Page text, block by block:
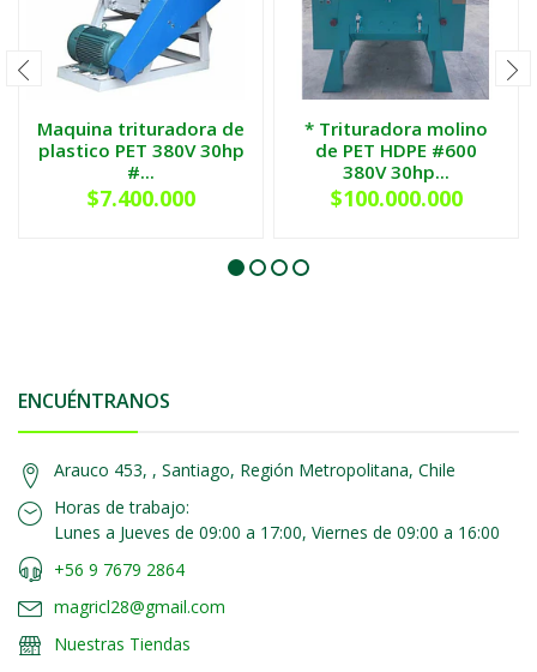
Maquina trituradora de
plastico PET 380V 30hp
#...
$7.400.000
* Trituradora molino
de PET HDPE #600
380V 30hp...
$100.000.000
ENCUÉNTRANOS
Arauco 453, , Santiago, Región Metropolitana, Chile
Horas de trabajo:
Lunes a Jueves de 09:00 a 17:00, Viernes de 09:00 a 16:00
+56 9 7679 2864
magricl28@gmail.com
Nuestras Tiendas